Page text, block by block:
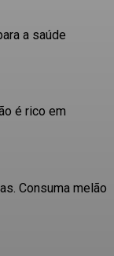
a saúde
é rico em
Consuma melão